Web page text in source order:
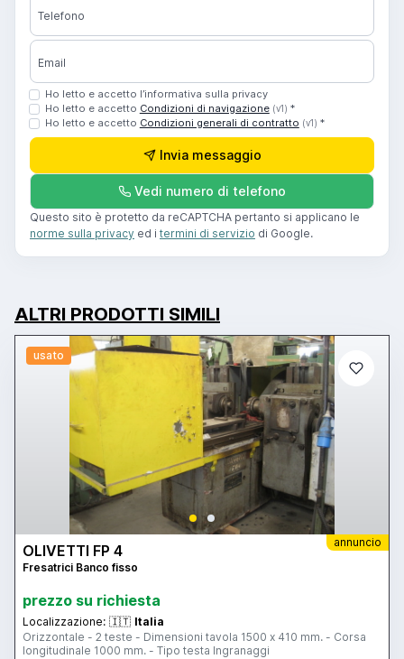
Telefono
Email
Ho letto e accetto l’informativa sulla privacy
Ho letto e accetto Condizioni di navigazione (v1) *
Ho letto e accetto Condizioni generali di contratto (v1) *
Invia messaggio
Vedi numero di telefono
Questo sito è protetto da reCAPTCHA pertanto si applicano le
norme sulla privacy ed i termini di servizio di Google.
ALTRI PRODOTTI SIMILI
usato
annuncio
OLIVETTI FP 4
Fresatrici Banco fisso
prezzo su richiesta
Localizzazione: 🇮🇹 Italia
Orizzontale - 2 teste - Dimensioni tavola 1500 x 410 mm. - Corsa
longitudinale 1000 mm. - Tipo testa Ingranaggi